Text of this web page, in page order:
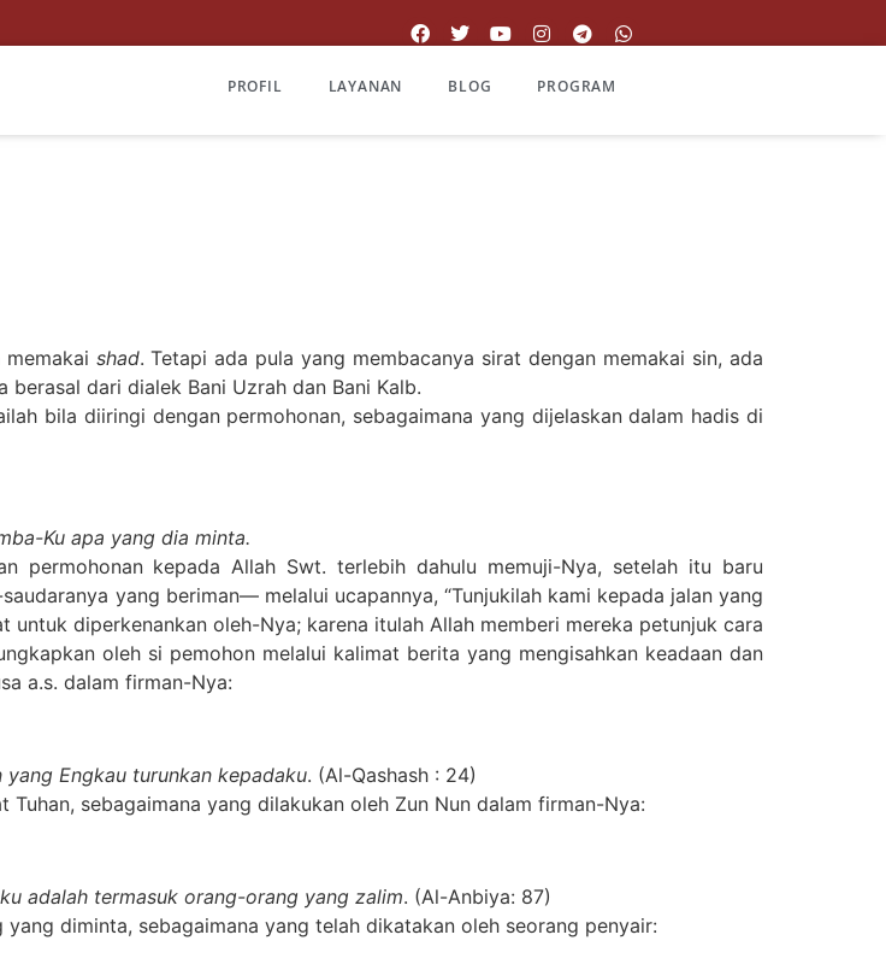
PROFIL LAYANAN BLOG PROGRAM
shad. Tetapi ada pula yang membacanya sirat dengan memakai sin, ada
dari dialek Bani Uzrah dan Bani Kalb.
bila diiringi dengan permohonan, sebagaimana yang dijelaskan dalam hadis di
Ku apa yang dia minta.
permohonan kepada Allah Swt. terlebih dahulu memuji-Nya, setelah itu baru
yang beriman— melalui ucapannya, “Tunjukilah kami kepada jalan yang
untuk diperkenankan oleh-Nya; karena itulah Allah memberi mereka petunjuk cara
oleh si pemohon melalui kalimat berita yang mengisahkan keadaan dan
a.s. dalam firman-Nya:
yang Engkau turunkan kepadaku. (Al-Qashash : 24)
sebagaimana yang dilakukan oleh Zun Nun dalam firman-Nya:
adalah termasuk orang-orang yang zalim. (Al-Anbiya: 87)
diminta, sebagaimana yang telah dikatakan oleh seorang penyair: